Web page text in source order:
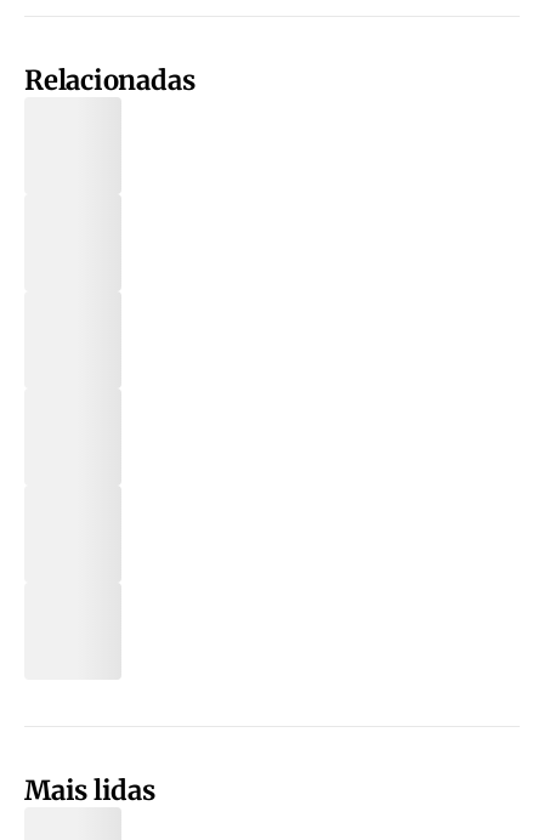
Relacionadas
Mais lidas